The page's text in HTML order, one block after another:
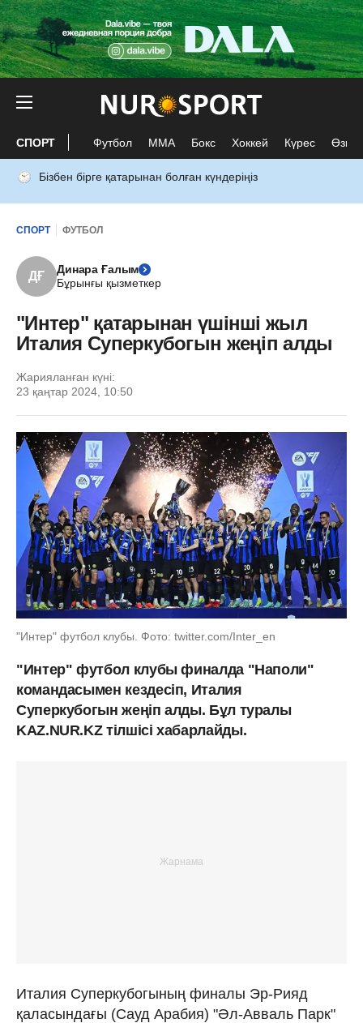
СПОРТ Футбол ММА Бокс Хоккей Күрес Өзге
Бізбен бірге қатарынан болған күндеріңіз
СПОРТ ФУТБОЛ
ДҒ
Динара Ғалым
Бұрынғы қызметкер
"Интер" қатарынан үшінші жыл
Италия Суперкубогын жеңіп алды
Жарияланған күні:
23 қаңтар 2024, 10:50
"Интер" футбол клубы. Фото: twitter.com/Inter_en
"Интер" футбол клубы финалда "Наполи"
командасымен кездесіп, Италия
Суперкубогын жеңіп алды. Бұл туралы
KAZ.NUR.KZ тілшісі хабарлайды.
Италия Суперкубогының финалы Эр-Рияд
қаласындағы (Сауд Арабия) "Әл-Авваль Парк"